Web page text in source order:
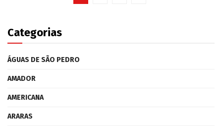
Categorias
ÁGUAS DE SÃO PEDRO
AMADOR
AMERICANA
ARARAS